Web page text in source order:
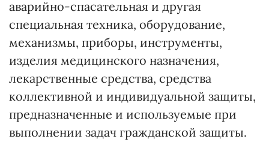
аварийно-спасательная и другая
специальная техника, оборудование,
механизмы, приборы, инструменты,
изделия медицинского назначения,
лекарственные средства, средства
коллективной и индивидуальной защиты,
предназначенные и используемые при
выполнении задач гражданской защиты.